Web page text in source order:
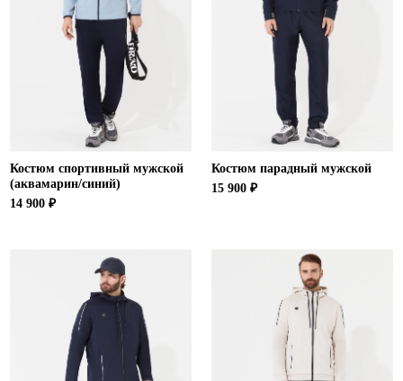
Ханты-Мансийский автономный округ (3)
Челябинская область (2)
Ямало-Ненецкий автономный округ (1)
Ярославская область (1)
Костюм спортивный мужской
(аквамарин/синий)
14 900 ₽
Костюм парадный мужской
15 900 ₽